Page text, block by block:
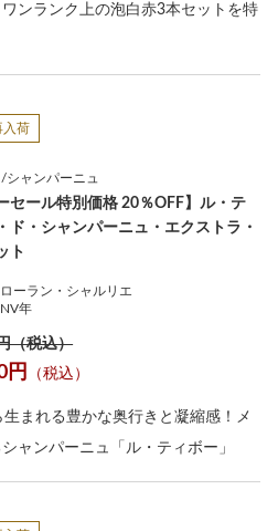
ンランク上の泡白赤3本セットを特
入荷
シャンパーニュ
セール特別価格 20％OFF】ル・テ
ド・シャンパーニュ・エクストラ・
ト
ローラン・シャルリエ
NV年
（税込）
円 （税込）
まれる豊かな奥行きと凝縮感！メ
ャンパーニュ「ル・ティボー」